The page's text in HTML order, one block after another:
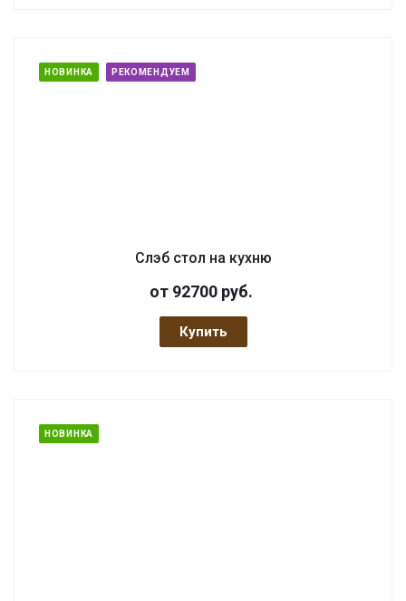
НОВИНКА РЕКОМЕНДУЕМ
Слэб стол на кухню
от 92700 руб.
Купить
НОВИНКА